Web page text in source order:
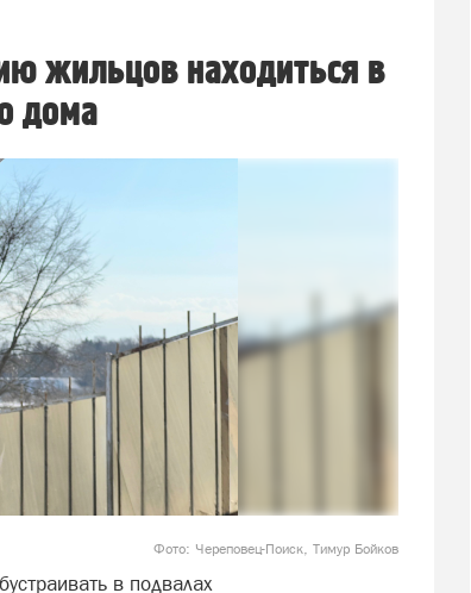
жильцов находиться в
дома
Фото: Череповец-Поиск, Тимур Бойков
в подвалах